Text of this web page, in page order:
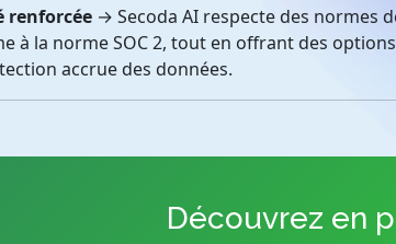
renforcée → Secoda AI respecte des normes
à la norme SOC 2, tout en offrant des
accrue des données.
Découvrez en